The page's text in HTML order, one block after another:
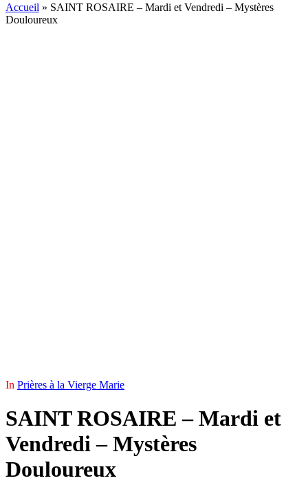
Accueil » SAINT ROSAIRE – Mardi et Vendredi – Mystères
Douloureux
In Prières à la Vierge Marie
SAINT ROSAIRE – Mardi et
Vendredi – Mystères
Douloureux